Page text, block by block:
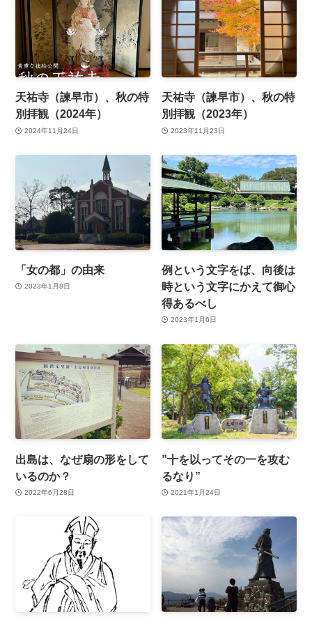
天祐寺（諫早市）、秋の特
別拝観（2024年）
2024年11月24日
天祐寺（諫早市）、秋の特
別拝観（2023年）
2023年11月23日
「女の都」の由来
2023年1月8日
例という文字をば、向後は
時という文字にかえて御心
得あるべし
2023年1月6日
出島は、なぜ扇の形をして
いるのか？
2022年6月28日
”十を以ってその一を攻む
るなり”
2021年1月24日